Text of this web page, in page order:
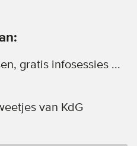
gratis infosessies ...
van KdG